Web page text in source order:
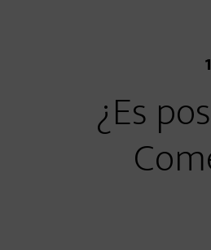
¿Es